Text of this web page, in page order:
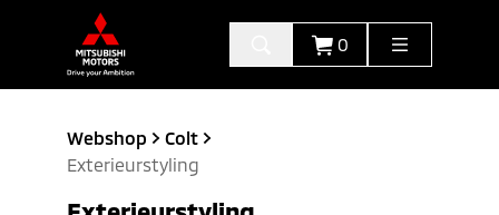
0
Webshop
Colt
Exterieurstyling